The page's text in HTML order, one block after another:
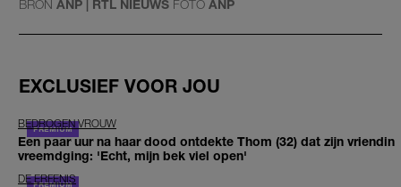
BRON ANP | RTL NIEUWS FOTO ANP
EXCLUSIEF VOOR JOU
BEDROGEN VROUW
Een paar uur na haar dood ontdekte Thom (32) dat zijn vriendin
vreemdging: 'Echt, mijn bek viel open'
DE ERFENIS